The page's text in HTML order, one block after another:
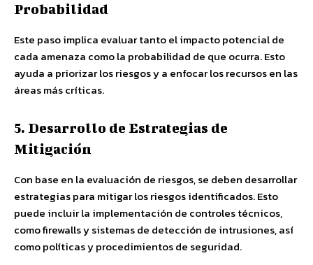
Probabilidad
Este paso implica evaluar tanto el impacto potencial de
cada amenaza como la probabilidad de que ocurra. Esto
ayuda a priorizar los riesgos y a enfocar los recursos en las
áreas más críticas.
5. Desarrollo de Estrategias de
Mitigación
Con base en la evaluación de riesgos, se deben desarrollar
estrategias para mitigar los riesgos identificados. Esto
puede incluir la implementación de controles técnicos,
como firewalls y sistemas de detección de intrusiones, así
como políticas y procedimientos de seguridad.